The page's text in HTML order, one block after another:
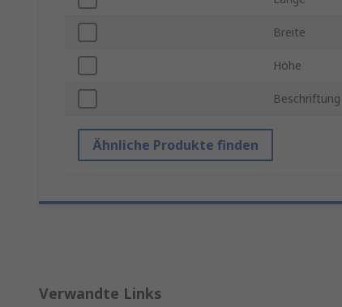
Breite
Höhe
Beschriftung
Ähnliche Produkte finden
Verwandte Links